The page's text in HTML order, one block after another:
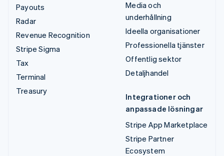
Payouts
Radar
Revenue Recognition
Stripe Sigma
Tax
Terminal
Treasury
Media och
underhållning
Ideella organisationer
Professionella tjänster
Offentlig sektor
Detaljhandel
Integrationer och
anpassade lösningar
Stripe App Marketplace
Stripe Partner
Ecosystem